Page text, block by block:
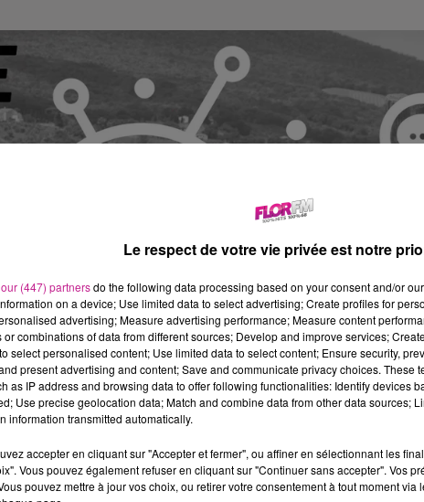
Le respect de votre vie privée est notre
our (447) partnersdo the following data processing based on your consent and/or
on a device; Use limited data to select advertising; Create profiles for
advertising; Measure advertising performance; Measure content
or combinations of data from different sources; Develop and improve services;
select personalised content; Use limited data to select content; Ensure security,
present advertising and content; Save and communicate privacy choices. These
as IP address and browsing data to offer following functionalities: Identify devices
Use precise geolocation data; Match and combine data from other data sources;
information transmitted automatically.
accepter en cliquant sur "Accepter et fermer", ou affiner en sélectionnant les
Vous pouvez également refuser en cliquant sur "Continuer sans accepter". Vos
pouvez mettre à jour vos choix, ou retirer votre consentement à tout moment via